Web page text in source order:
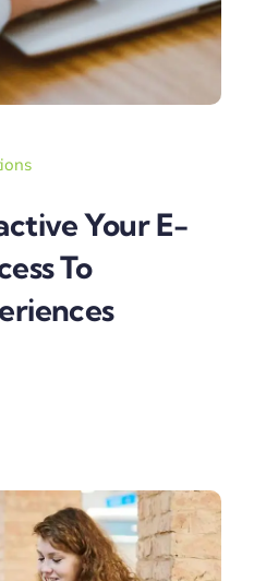
Your E-
To